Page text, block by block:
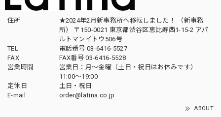
住所
★2024年2月新事務所へ移転しました！ （新事務
所） 〒150-0021 東京都渋谷区恵比寿西1-15-2 アパ
ルトマンイトウ506号
TEL
電話番号 03-6416-5527
FAX
FAX番号 03-6416-5528
営業時間
営業日：月〜金曜（土日・祝日はお休みです）
11:00〜19:00
定休日
土日・祝日
E-mail
order@latina.co.jp
ABOUT